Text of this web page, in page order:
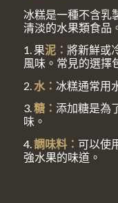
冰糕是一種不含乳
清淡的水果類食品
1. 果泥： 將新鮮或
風味。常見的選擇
2. 水： 冰糕通常用
3.糖： 添加糖是為
味。
4.調味料： 可以使
強水果的味道。